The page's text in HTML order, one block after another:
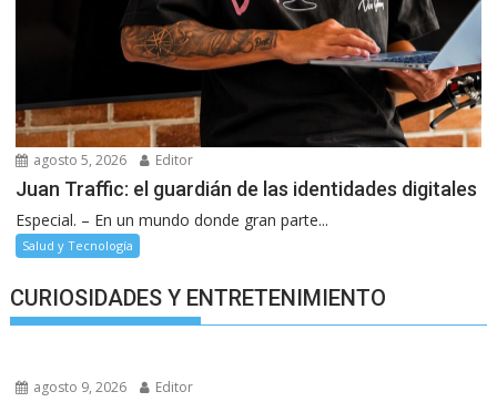
agosto 5, 2026 Editor
Juan Traffic: el guardián de las identidades digitales
Especial. – En un mundo donde gran parte...
Salud y Tecnología
CURIOSIDADES Y ENTRETENIMIENTO
agosto 9, 2026 Editor